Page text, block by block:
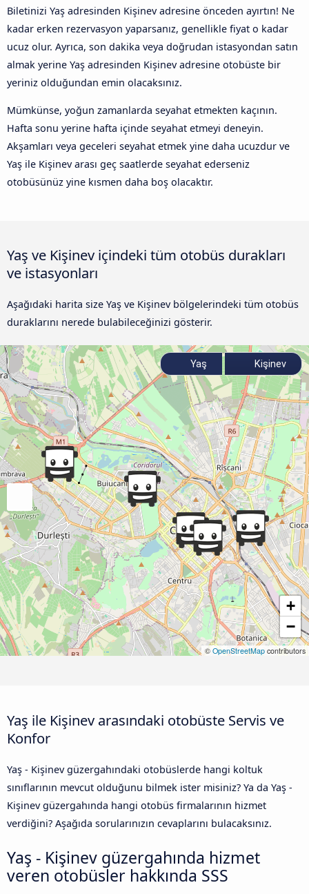
Biletinizi Yaş adresinden Kişinev adresine önceden ayırtın! Ne
kadar erken rezervasyon yaparsanız, genellikle fiyat o kadar
ucuz olur. Ayrıca, son dakika veya doğrudan istasyondan satın
almak yerine Yaş adresinden Kişinev adresine otobüste bir
yeriniz olduğundan emin olacaksınız.
Mümkünse, yoğun zamanlarda seyahat etmekten kaçının.
Hafta sonu yerine hafta içinde seyahat etmeyi deneyin.
Akşamları veya geceleri seyahat etmek yine daha ucuzdur ve
Yaş ile Kişinev arası geç saatlerde seyahat ederseniz
otobüsünüz yine kısmen daha boş olacaktır.
Yaş ve Kişinev içindeki tüm otobüs durakları
ve istasyonları
Aşağıdaki harita size Yaş ve Kişinev bölgelerindeki tüm otobüs
duraklarını nerede bulabileceğinizi gösterir.
+
−
© OpenStreetMap contributors
Yaş Kişinev
Yaş ile Kişinev arasındaki otobüste Servis ve
Konfor
Yaş - Kişinev güzergahındaki otobüslerde hangi koltuk
sınıflarının mevcut olduğunu bilmek ister misiniz? Ya da Yaş -
Kişinev güzergahında hangi otobüs firmalarının hizmet
verdiğini? Aşağıda sorularınızın cevaplarını bulacaksınız.
Yaş - Kişinev güzergahında hizmet
veren otobüsler hakkında SSS